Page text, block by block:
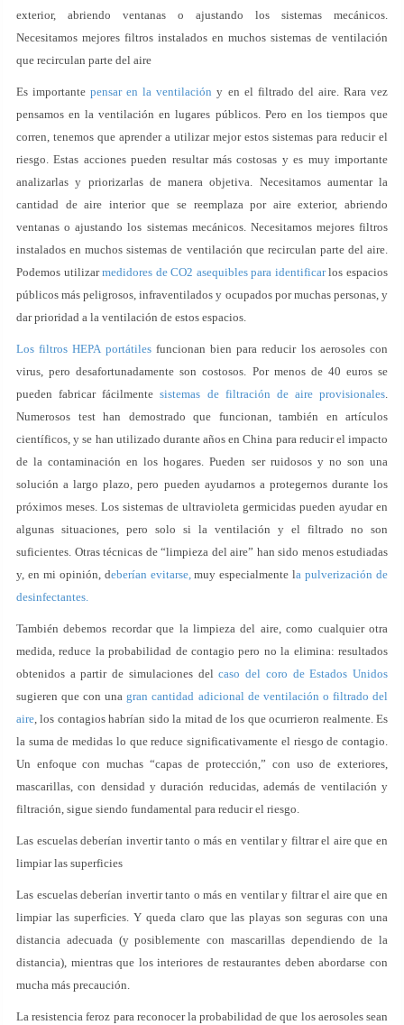
exterior, abriendo ventanas o ajustando los sistemas mecánicos.
Necesitamos mejores filtros instalados en muchos sistemas de ventilación
que recirculan parte del aire
Es importantepensar en la ventilación y en el filtrado del aire. Rara vez
pensamos en la ventilación en lugares públicos. Pero en los tiempos que
corren, tenemos que aprender a utilizar mejor estos sistemas para reducir el
riesgo. Estas acciones pueden resultar más costosas y es muy importante
analizarlas y priorizarlas de manera objetiva. Necesitamos aumentar la
cantidad de aire interior que se reemplaza por aire exterior, abriendo
ventanas o ajustando los sistemas mecánicos. Necesitamos mejores filtros
instalados en muchos sistemas de ventilación que recirculan parte del aire.
Podemos utilizarmedidores de CO2 asequibles para identificarlos espacios
públicos más peligrosos, infraventilados y ocupados por muchas personas, y
dar prioridad a la ventilación de estos espacios.
Los filtros HEPA portátilesfuncionan bien para reducir los aerosoles con
virus, pero desafortunadamente son costosos. Por menos de 40 euros se
pueden fabricar fácilmente sistemas de filtración de aire provisionales.
Numerosos test han demostrado que funcionan, también en artículos
científicos, y se han utilizado durante años en China para reducir el impacto
de la contaminación en los hogares. Pueden ser ruidosos y no son una
solución a largo plazo, pero pueden ayudarnos a protegernos durante los
próximos meses. Los sistemas de ultravioleta germicidas pueden ayudar en
algunas situaciones, pero solo si la ventilación y el filtrado no son
suficientes. Otras técnicas de “limpieza del aire” han sido menos estudiadas
y, en mi opinión, deberían evitarse,muy especialmente la pulverización de
desinfectantes.
También debemos recordar que la limpieza del aire, como cualquier otra
medida, reduce la probabilidad de contagio pero no la elimina: resultados
obtenidos a partir de simulaciones del caso del coro de Estados Unidos
sugieren que con unagran cantidad adicional de ventilación o filtrado del
aire, los contagios habrían sido la mitad de los que ocurrieron realmente. Es
la suma de medidas lo que reduce significativamente el riesgo de contagio.
Un enfoque con muchas “capas de protección,” con uso de exteriores,
mascarillas, con densidad y duración reducidas, además de ventilación y
filtración, sigue siendo fundamental para reducir el riesgo.
Las escuelas deberían invertir tanto o más en ventilar y filtrar el aire que en
limpiar las superficies
Las escuelas deberían invertir tanto o más en ventilar y filtrar el aire que en
limpiar las superficies. Y queda claro que las playas son seguras con una
distancia adecuada (y posiblemente con mascarillas dependiendo de la
distancia), mientras que los interiores de restaurantes deben abordarse con
mucha más precaución.
La resistencia feroz para reconocer la probabilidad de que los aerosoles sean